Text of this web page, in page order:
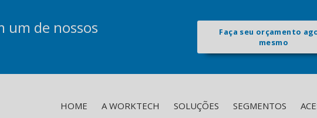
um de nossos
Faça seu orçamento
mesmo
HOME A WORKTECH SOLUÇÕES SEGMENTOS